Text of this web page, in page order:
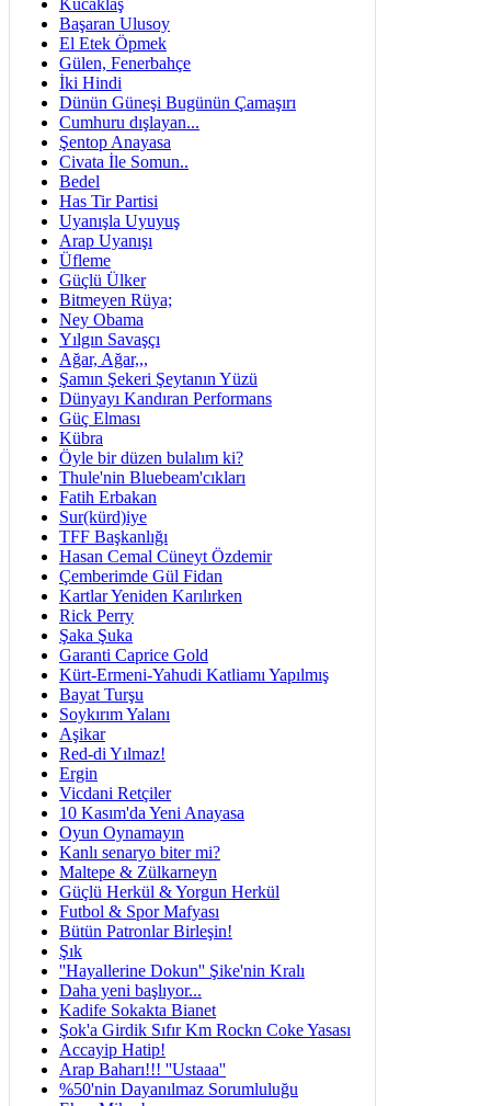
Kucaklaş
Başaran Ulusoy
El Etek Öpmek
Gülen, Fenerbahçe
İki Hindi
Dünün Güneşi Bugünün Çamaşırı
Cumhuru dışlayan...
Şentop Anayasa
Civata İle Somun..
Bedel
Has Tir Partisi
Uyanışla Uyuyuş
Arap Uyanışı
Üfleme
Güçlü Ülker
Bitmeyen Rüya;
Ney Obama
Yılgın Savaşçı
Ağar, Ağar,,,
Şamın Şekeri Şeytanın Yüzü
Dünyayı Kandıran Performans
Güç Elması
Kübra
Öyle bir düzen bulalım ki?
Thule'nin Bluebeam'cıkları
Fatih Erbakan
Sur(kürd)iye
TFF Başkanlığı
Hasan Cemal Cüneyt Özdemir
Çemberimde Gül Fidan
Kartlar Yeniden Karılırken
Rick Perry
Şaka Şuka
Garanti Caprice Gold
Kürt-Ermeni-Yahudi Katliamı Yapılmış
Bayat Turşu
Soykırım Yalanı
Aşikar
Red-di Yılmaz!
Ergin
Vicdani Retçiler
10 Kasım'da Yeni Anayasa
Oyun Oynamayın
Kanlı senaryo biter mi?
Maltepe & Zülkarneyn
Güçlü Herkül & Yorgun Herkül
Futbol & Spor Mafyası
Bütün Patronlar Birleşin!
Şık
''Hayallerine Dokun'' Şike'nin Kralı
Daha yeni başlıyor...
Kadife Sokakta Bianet
Şok'a Girdik Sıfır Km Rockn Coke Yasası
Accayip Hatip!
Arap Baharı!!! ''Ustaaa''
%50'nin Dayanılmaz Sorumluluğu